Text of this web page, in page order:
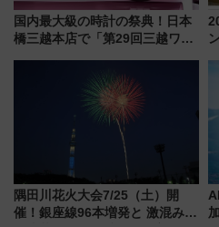
国内最大級の時計の祭典！日本
橋三越本店で「第29回三越ワー
【2026年8月5日～25日】
隅田川花火大会7/25（土）開
催！銀座線96本増発と 激混みの